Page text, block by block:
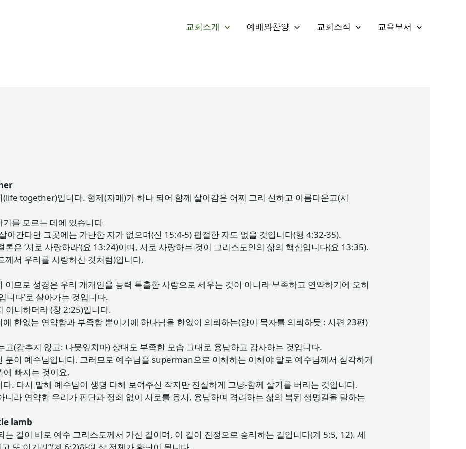
교회소개 예배와찬양 교회소식 교육부서
together)입니다. 형제(자매)가 하나 되어 함께 살아감은 어찌 그리 선하고 아름다운고(시
를 모르는 데에 있습니다.
아간다면 그곳에는 가난한 자가 없으며(신 15:4-5) 핍절한 자도 없을 것입니다(행 4:32-35).
론은 ‘서로 사랑하라’(요 13:24)이며, 서로 사랑하는 것이 그리스도인의 삶의 핵심입니다(요 13:35).
께서 우리를 사랑하신 것처럼)입니다.
이므로 성경은 우리 개개인을 능력 특출한 사람으로 세우는 것이 아니라 부족하고 연약하기에 오히
니다’로 살아가는 것입니다.
아니하더라 (창 2:25)입니다.
한없는 연약함과 부족함 뿐이기에 하나님을 한없이 의뢰하는(양이 목자를 의뢰하듯 : 시편 23편)
고(감추지 않고: 나뭇잎치마) 상대도 부족한 모습 그대로 용납하고 감사하는 것입니다.
분이 예수님입니다. 그러므로 예수님을 superman으로 이해하는 이해야 말로 예수님께서 심각하게
에 빠지는 것이요,
. 다시 말해 예수님이 생명 다해 보여주신 작지만 진실하게 그냥-함께 살기를 버리는 것입니다.
니라 연약한 우리가 판단과 정죄 없이 서로를 용서, 용납하며 격려하는 삶의 복된 생명길을 말하는
lamb
는 길이 바로 예수 그리스도께서 가신 길이며, 이 길이 진정으로 승리하는 길입니다(계 5:5, 12). 세
또 이기려”(계 6:2)하여 삶 전체가 환난이 됩니다.